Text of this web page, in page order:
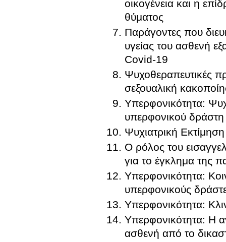
οικογένεια και η
θύματος
Παράγοντες που
υγείας του ασθενή
Covid-19
Ψυχοθεραπευτικές
σεξουαλική
Υπερφονικότητα:
υπερφονικού δράστη
Ψυχιατρική
Ο ρόλος του
για το έγκλημα της
Υπερφονικότητα:
υπερφονικούς
Υπερφονικότητα:
Υπερφονικότητα: Η
ασθενή από το